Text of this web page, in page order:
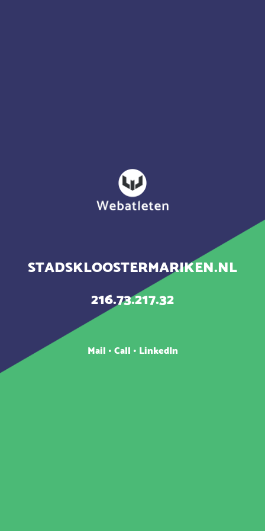
STADSKLOOSTERMARIKEN.NL
216.73.217.32
Mail •Call • LinkedIn